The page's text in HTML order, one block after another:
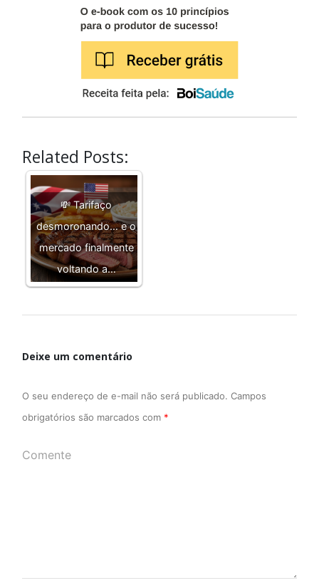
Related Posts:
💸 Tarifaço
desmoronando… e o
mercado finalmente
voltando a…
Deixe um comentário
O seu endereço de e-mail não será publicado. Campos
obrigatórios são marcados com *